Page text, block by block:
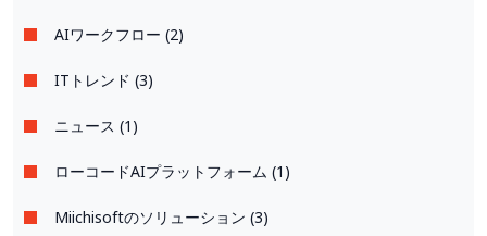
AIワークフロー (2)
ITトレンド (3)
ニュース (1)
ローコードAIプラットフォーム (1)
Miichisoftのソリューション (3)